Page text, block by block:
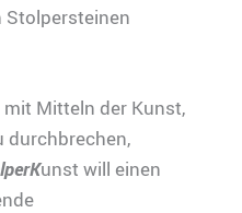
Stolpersteinen
Mitteln der Kunst,
durchbrechen,
unst will einen